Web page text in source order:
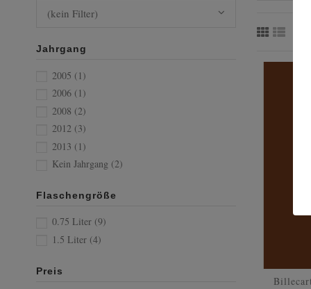
(kein Filter)
Jahrgang
2005 (1)
2006 (1)
2008 (2)
2012 (3)
2013 (1)
Kein Jahrgang (2)
Flaschengröße
0.75 Liter (9)
1.5 Liter (4)
Preis